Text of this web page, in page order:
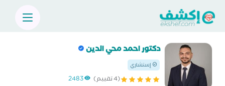
دكتور احمد محي الدين
إستشاري
(4 تقييم) 2483